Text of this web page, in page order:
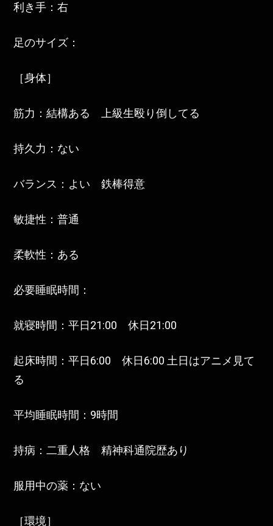
利き手：右
足のサイズ：
［身体］
筋力：結構ある 上級生殴り倒してる
持久力：ない
バランス：よい 鉄棒得意
敏捷性：普通
柔軟性：ある
必要睡眠時間：
就寝時間：平日21:00 休日21:00
起床時間：平日6:00 休日6:00 土日はアニメ見て
る
平均睡眠時間：9時間
持病：二重人格 精神科通院歴あり
服用中の薬：ない
［環境］